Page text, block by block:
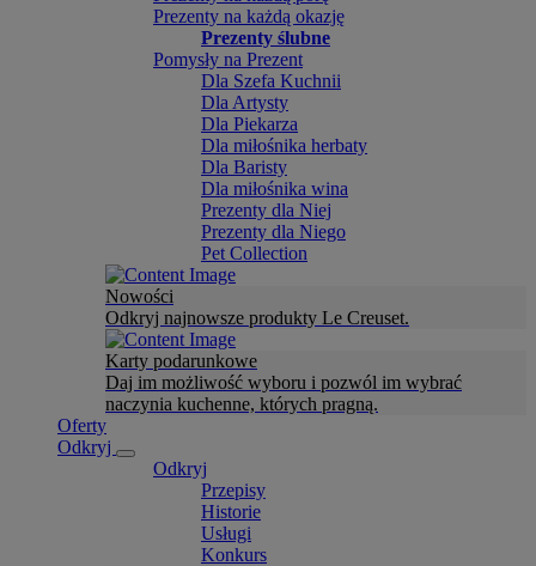
Prezenty na każdą okazję
Prezenty ślubne
Pomysły na Prezent
Dla Szefa Kuchnii
Dla Artysty
Dla Piekarza
Dla miłośnika herbaty
Dla Baristy
Dla miłośnika wina
Prezenty dla Niej
Prezenty dla Niego
Pet Collection
Nowości
Odkryj najnowsze produkty Le Creuset.
Karty podarunkowe
Daj im możliwość wyboru i pozwól im wybrać
naczynia kuchenne, których pragną.
Oferty
Odkryj
Odkryj
Przepisy
Historie
Usługi
Konkurs